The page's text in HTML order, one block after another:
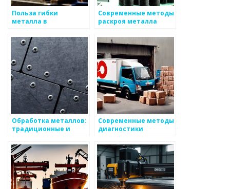
Польза гибки
металла в
Современные методы
раскроя металла
Обработка металлов:
традиционные и
Современные методы
диагностики
изделий